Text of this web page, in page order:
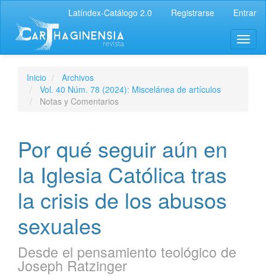
Latíndex-Catálogo 2.0 Registrarse Entrar
Inicio
Archivos
Vol. 40 Núm. 78 (2024): Miscelánea de artículos
Notas y Comentarios
Por qué seguir aún en
la Iglesia Católica tras
la crisis de los abusos
sexuales
Desde el pensamiento teológico de
Joseph Ratzinger